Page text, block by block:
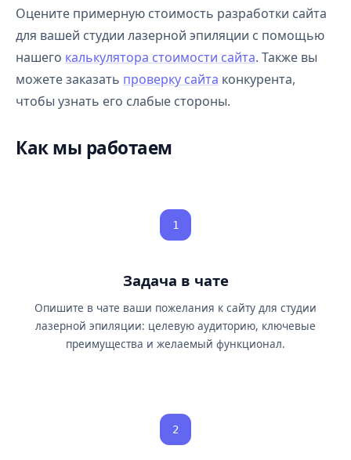
Оцените примерную стоимость разработки сайта
для вашей студии лазерной эпиляции с помощью
нашего калькулятора стоимости сайта. Также вы
можете заказать проверку сайта конкурента,
чтобы узнать его слабые стороны.
Как мы работаем
1
Задача в чате
Опишите в чате ваши пожелания к сайту для студии
лазерной эпиляции: целевую аудиторию, ключевые
преимущества и желаемый функционал.
2